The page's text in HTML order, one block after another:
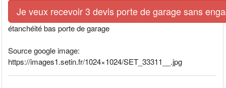
Je veux recevoir 3 devis porte de garage sans
étanchéité bas porte de garage
Source google image:
https://images1.setin.fr/1024×1024/SET_33311__.jpg